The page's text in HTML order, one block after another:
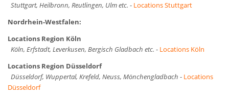
Stuttgart, Heilbronn, Reutlingen, Ulm etc. - Locations Stuttgart
Nordrhein-Westfalen:
Locations Region Köln
Köln, Erfstadt, Leverkusen, Bergisch Gladbach etc. - Locations Köln
Locations Region Düsseldorf
Düsseldorf, Wuppertal, Krefeld, Neuss, Mönchengladbach - Locations
Düsseldorf